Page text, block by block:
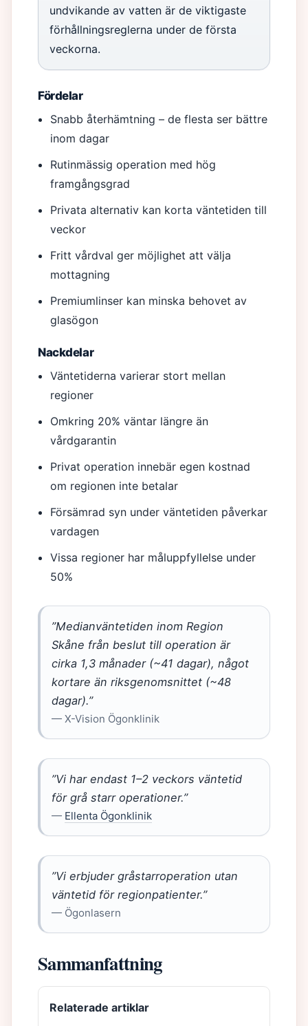
undvikande av vatten är de viktigaste
förhållningsreglerna under de första
veckorna.
Fördelar
Snabb återhämtning – de flesta ser bättre
inom dagar
Rutinmässig operation med hög
framgångsgrad
Privata alternativ kan korta väntetiden till
veckor
Fritt vårdval ger möjlighet att välja
mottagning
Premiumlinser kan minska behovet av
glasögon
Nackdelar
Väntetiderna varierar stort mellan
regioner
Omkring 20% väntar längre än
vårdgarantin
Privat operation innebär egen kostnad
om regionen inte betalar
Försämrad syn under väntetiden påverkar
vardagen
Vissa regioner har måluppfyllelse under
50%
”Medianväntetiden inom Region
Skåne från beslut till operation är
cirka 1,3 månader (~41 dagar), något
kortare än riksgenomsnittet (~48
dagar).”
— X-Vision Ögonklinik
”Vi har endast 1–2 veckors väntetid
för grå starr operationer.”
— Ellenta Ögonklinik
”Vi erbjuder gråstarroperation utan
väntetid för regionpatienter.”
— Ögonlasern
Sammanfattning
Relaterade artiklar